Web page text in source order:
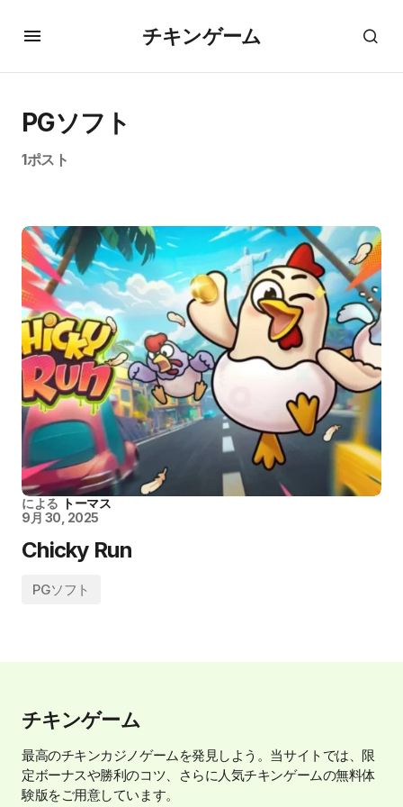
チキンゲーム
PGソフト
1ポスト
による トーマス
9月 30, 2025
Chicky Run
PGソフト
チキンゲーム
最高のチキンカジノゲームを発見しよう。当サイトでは、限
定ボーナスや勝利のコツ、さらに人気チキンゲームの無料体
験版をご用意しています。